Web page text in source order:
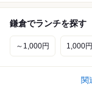
鎌倉でランチを探す
～1,000円 1,000
関